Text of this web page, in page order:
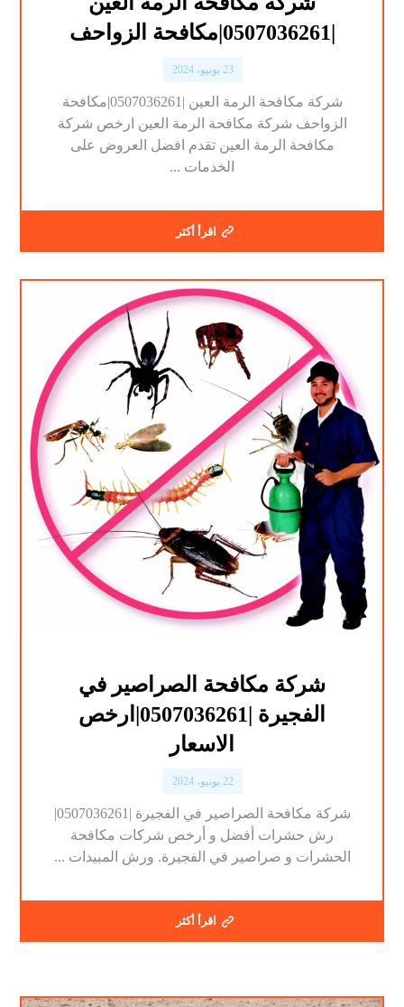
|0507036261|مكافحة الزواحف
23 يونيو، 2024
شركة مكافحة الرمة العين |0507036261|مكافحة
الزواحف شركة مكافحة الرمة العين ارخص شركة
مكافحة الرمة العين تقدم افضل العروض على
الخدمات ...
اقرأ أكثر
شركة مكافحة الصراصير في
الفجيرة |0507036261|ارخص
الاسعار
22 يونيو، 2024
شركة مكافحة الصراصير في الفجيرة |0507036261|
رش حشرات أفضل و أرخص شركات مكافحة
الحشرات و صراصير في الفجيرة. ورش المبيدات ...
اقرأ أكثر